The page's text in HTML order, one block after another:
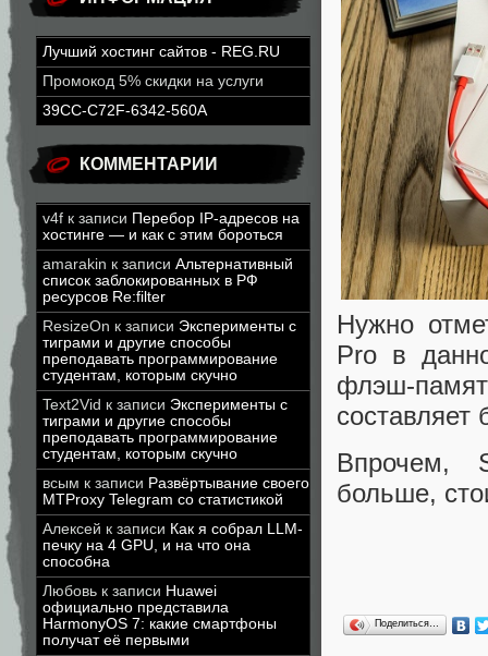
Лучший хостинг сайтов - REG.RU
Промокод 5% скидки на услуги
39CC-C72F-6342-560A
КОММЕНТАРИИ
v4f к записи Перебор IP-адресов на
хостинге — и как с этим бороться
amarakin к записи Альтернативный
список заблокированных в РФ
ресурсов Re:filter
ResizeOn к записи Эксперименты с
тиграми и другие способы
преподавать программирование
студентам, которым скучно
Text2Vid к записи Эксперименты с
тиграми и другие способы
преподавать программирование
студентам, которым скучно
всым к записи Развёртывание своего
MTProxy Telegram со статистикой
Алексей к записи Как я собрал LLM-
печку на 4 GPU, и на что она
способна
Любовь к записи Huawei
официально представила
HarmonyOS 7: какие смартфоны
получат её первыми
Нужно
Pro в
флэш-
составляет
Впрочем,
больше,
Поделиться…